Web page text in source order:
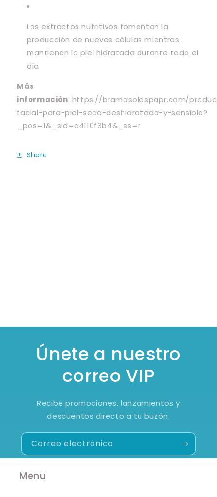
Los extractos nutritivos fomentan la
producción de nuevas células mientras
mantienen la piel hidratada durante todo el
día
Más
información: https://bramasolespapr.com/
facial-para-piel-seca-deshidratada-y-sensible?
_pos=1&_sid=c4110f3b4&_ss=r
Share
Únete a nuestro
correo VIP
Recibe promociones, lanzamientos y
descuentos directo a tu buzón.
Correo electrónico
Menu